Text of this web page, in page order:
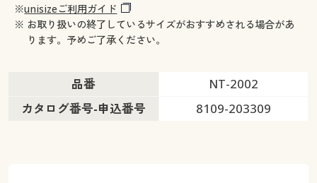
※unisizeご利用ガイド
※ お取り扱いの終了しているサイズがおすすめされる場合があ
ります。予めご了承ください。
品番
NT-2002
カタログ番号-申込番号
8109-203309